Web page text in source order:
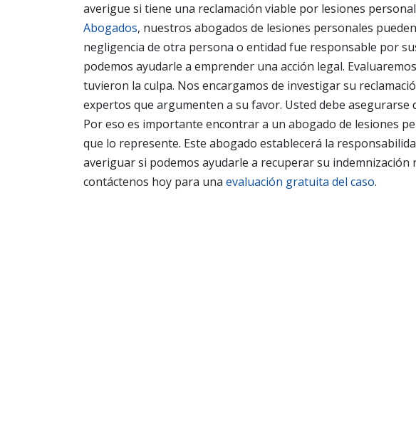
averigue si tiene una reclamación viable por lesiones
Abogados, nuestros abogados de lesiones personales
negligencia de otra persona o entidad fue responsable por
podemos ayudarle a emprender una acción legal.
tuvieron la culpa. Nos encargamos de investigar su
expertos que argumenten a su favor. Usted debe asegurarse
Por eso es importante encontrar a un abogado de lesiones
que lo represente. Este abogado establecerá la
averiguar si podemos ayudarle a recuperar su indemnización
contáctenos hoy para una evaluación gratuita del caso.